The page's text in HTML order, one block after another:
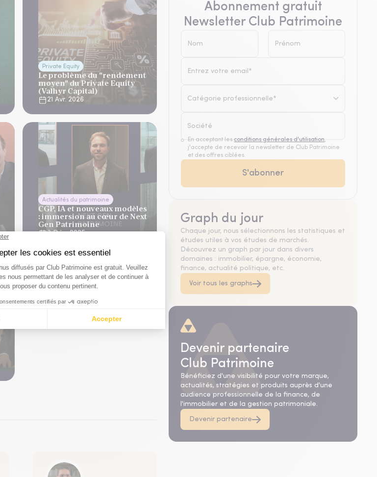
Private Equity
Le problème du "rendement
moyen" du Private Equity
(Valhyr Capital)
21 Avr. 2026
Actualités du patrimoine
CGP, IA et nouveaux modèles
: immersion au cœur de Next
Gen Patrimoine
3 Déc. 2025
Abonnement gratuit
Newsletter Club Patrimoine
Catégorie professionnelle*
En acceptant les conditions générales d'utilisation,
j'accepte de recevoir la newsletter de Club Patrimoine
et des offres ciblées.
Graph du jour
Chaque jour, nous sélectionnons les statistiques et
études utiles à vos études de marchés.
Découvrez un graph par jour dans divers
domaines : immobilier, épargne, économie,
finance, actualité politique, etc.
Voir tous les graphs
Devenir partenaire
Club Patrimoine
Bénéficiez d'une visibilité pour votre marque,
actualités, stratégies et produits auprès d'une
audience professionnelle de la finance, de
l'immobilier et de la gestion patrimoniale.
Devenir partenaire